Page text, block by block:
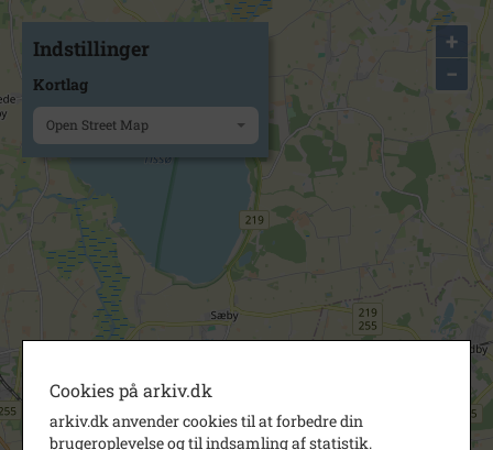
+
−
Indstillinger
Kortlag
Open Street Map
Cookies på arkiv.dk
arkiv.dk anvender cookies til at forbedre din
brugeroplevelse og til indsamling af statistik.